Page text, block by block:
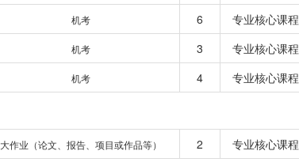
机考 6
专业核心课程
机考 3
专业核心课程
机考 4 专业核心课程
大作业（论文、报告、项目或作品等） 2 专业核心课程